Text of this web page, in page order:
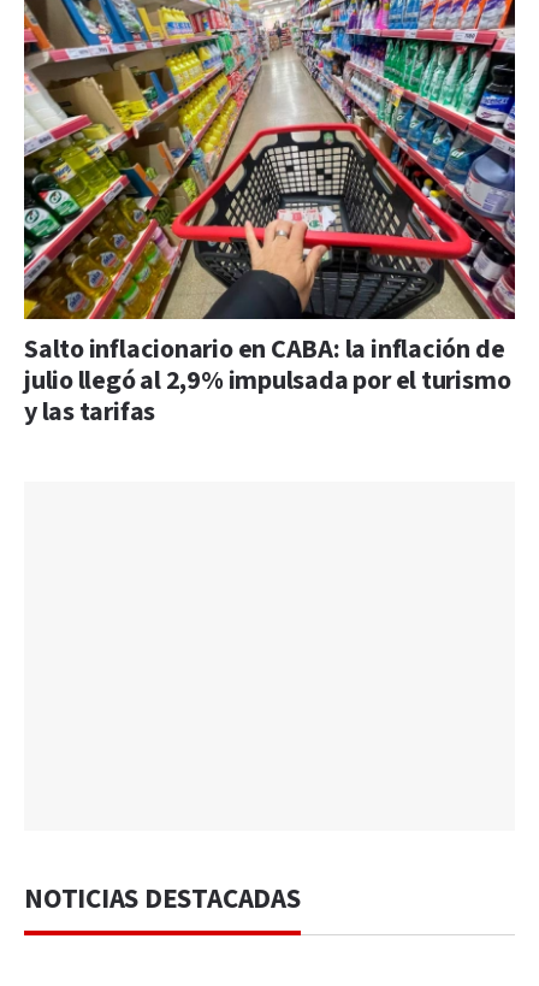
Salto inflacionario en CABA: la inflación de
julio llegó al 2,9% impulsada por el turismo
y las tarifas
NOTICIAS DESTACADAS